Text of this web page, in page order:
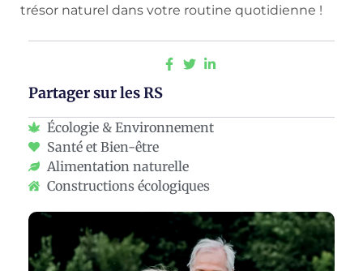
trésor naturel dans votre routine quotidienne !
Partager sur les RS
Écologie & Environnement
Santé et Bien-être
Alimentation naturelle
Constructions écologiques